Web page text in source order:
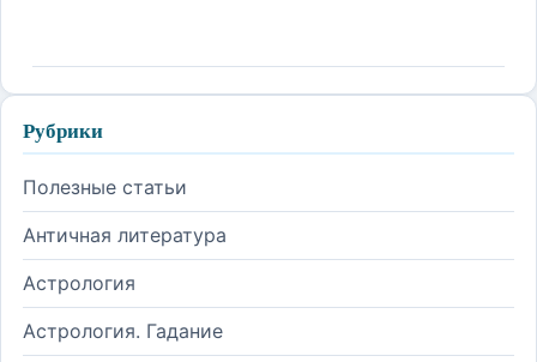
Рубрики
Полезные статьи
Античная литература
Астрология
Астрология. Гадание